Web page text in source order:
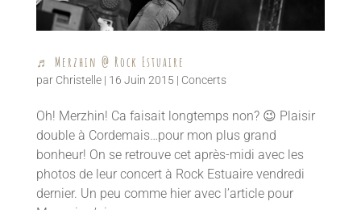
♬ Merzhin @ Rock Estuaire
par Christelle| 16 Juin 2015 | Concerts
Oh! Merzhin! Ca faisait longtemps non? 😉 Plaisir
double à Cordemais…pour mon plus grand
bonheur! On se retrouve cet après-midi avec les
photos de leur concert à Rock Estuaire vendredi
dernier. Un peu comme hier avec l’article pour